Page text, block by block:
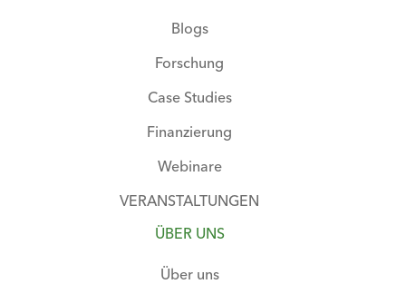
Blogs
Forschung
Case Studies
Finanzierung
Webinare
VERANSTALTUNGEN
ÜBER UNS
Über uns